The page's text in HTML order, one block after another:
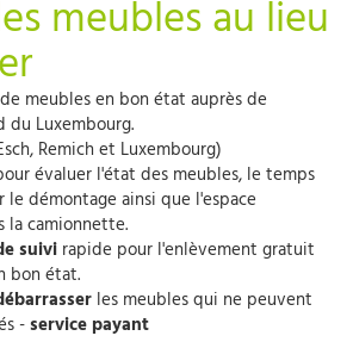
meubles au lieu
de meubles en bon état auprès de
du Luxembourg.
Remich et Luxembourg)
évaluer l'état des meubles, le temps
le démontage ainsi que l'espace
la camionnette.
suivi rapide pour l'enlèvement gratuit
bon état.
les meubles qui ne peuvent
-service payant